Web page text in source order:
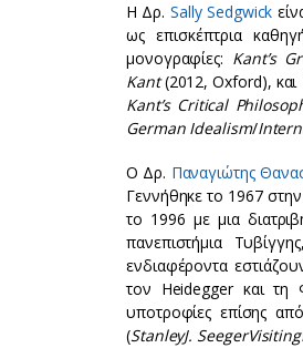
Η Δρ. Sally Sedgwick
ως επισκέπτρια
μονογραφίες: Kant’s
Kant(2012, Oxford), και
Kant’s Critical
German Idealism/
Ο Δρ. Παναγιώτης
Γεννήθηκε το 1967
το 1996 με μια
πανεπιστήμια
ενδιαφέροντα
τον Heidegger και τη
υποτροφίες επίσης
(StanleyJ. SeegerVisiting